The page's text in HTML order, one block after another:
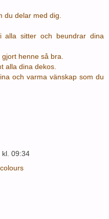
du delar med dig.
sitter och beundrar dina
henne så bra.
alla dina dekos.
och varma vänskap som du
kl. 09:34